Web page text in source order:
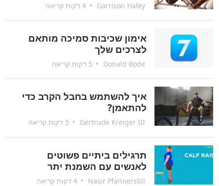
Garrison Haley
•
אימון שכיבות סמיכה מותאם
לצרכים שלך
Donald Bode
•
איך להשתמש בחבל הקרב כדי
להתאמן?
Gertrude Kreiger III
•
תרגילים ביתיים פשוטים
לאנשים עם השמנת יתר
Nasir Pfannerstill
•